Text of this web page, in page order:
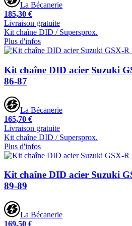
La Bécanerie
185,30 €
Livraison gratuite
Kit chaîne DID / Supersprox.
Plus d'infos
Kit chaîne DID acier Suzuki
86-87
La Bécanerie
165,70 €
Livraison gratuite
Kit chaîne DID / Supersprox.
Plus d'infos
Kit chaîne DID acier Suzuki
89-89
La Bécanerie
169,50 €